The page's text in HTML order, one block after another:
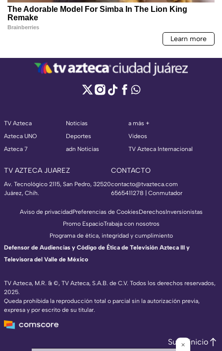
TV Azteca
Azteca UNO
Azteca 7
Noticias
Deportes
adn Noticias
a más +
Videos
TV Azteca Internacional
TV AZTECA JUAREZ
Av. Tecnológico 2115, San Pedro, 32520
Juárez, Chih.
CONTACTO
contacto@tvazteca.com
6565411278 | Conmutador
TV Azteca, M.R. & ©, TV Azteca, S.A.B. de C.V. Todos los derechos reservados,
2025.
Queda prohibida la reproducción total o parcial sin la autorización previa,
expresa y por escrito de su titular.
Aviso de privacidadPreferencias de CookiesDerechosInversionistas
Promo EspacioTrabaja con nosotros
Programa de ética, integridad y cumplimiento
Defensor de Audiencias y Código de Ética de Televisión Azteca III y
Televisora del Valle de México
Subir inicio